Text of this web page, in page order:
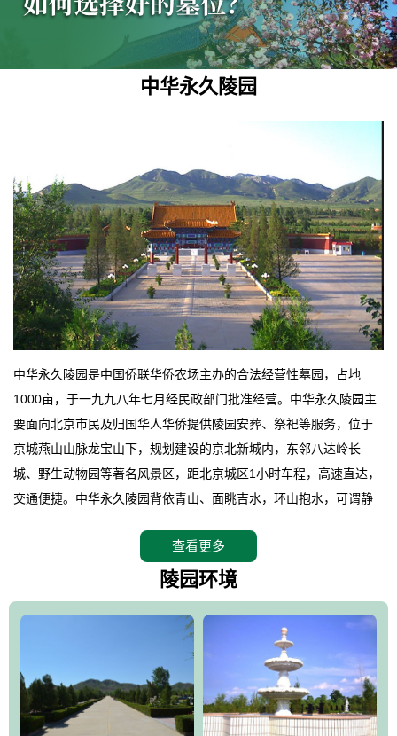
中华永久陵园
中华永久陵园是中国侨联华侨农场主办的合法经营性墓园，占地
1000亩，于一九九八年七月经民政部门批准经营。中华永久陵园主
要面向北京市民及归国华人华侨提供陵园安葬、祭祀等服务，位于
京城燕山山脉龙宝山下，规划建设的京北新城内，东邻八达岭长
城、野生动物园等著名风景区，距北京城区1小时车程，高速直达，
交通便捷。中华永久陵园背依青山、面眺吉水，环山抱水，可谓静
地。在总体设计上完全以中国传统文化作为前渠，由三条山脊环绕
而成，宛如一把太师椅，呈坐南朝北向，左青龙，右白虎，前朱
环绕挡住了外界的风吹，流动的生气遇到官厅的水又止住了，正好
符合山环水抱，藏风纳气的要求。中华永久陵园风景庄重典雅、气
势如宏，是华北地区最大的平川式墓园，陵园以皇家建筑风格为载
体吸取现代园林艺术之精华
查看更多
陵园环境